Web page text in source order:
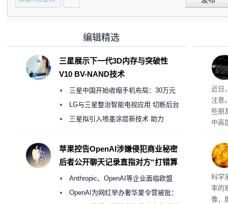
近日
注意
些朋
中高
科学
率的
像，
编辑精选
三星展示下一代3D内存与突破性
V10 BV-NAND技术
三星中国开始收缩手机布局：30万元
月销售额不达标门店 将被逐步清退
LG与三星整治智能电视应用 切断后台
偷偷共享带宽的违规行为
三星拟引入喷墨涂层新技术 助力
度
苹果控告OpenAI涉嫌侵犯商业秘密
后者公开聊天记录直指对方“打错算
Anthropic、OpenAI等企业面临欧盟
《人工智能法案》全新执法权限审查
OpenAI为网红举办奢华夏令营被批：